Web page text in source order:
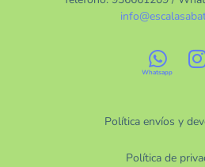
Política envíos y
Política de